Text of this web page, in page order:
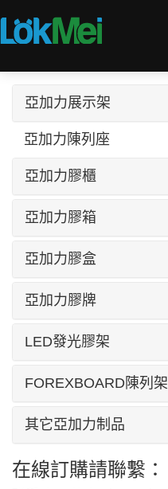
亞加力展示架
亞加力陳列座
亞加力膠櫃
亞加力膠箱
亞加力膠盒
亞加力膠牌
LED發光膠架
FOREXBOARD陳列架
其它亞加力制品
在線訂購請聯繫：